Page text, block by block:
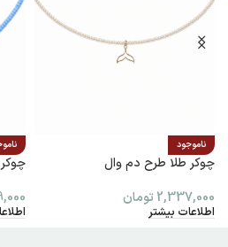
ناموجود
چوکر طلا طرح دم وال
2,337,000 تومان
اطلاعات بیشتر